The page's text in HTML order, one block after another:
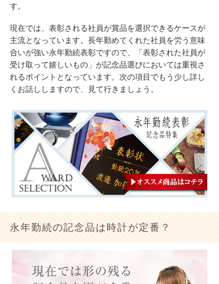
す。
現在では、表彰される社員が賞品を選択できるケースが
主流となっています。長年勤めてくれた社員を労う意味
合いが強い永年勤続表彰ですので、「表彰された社員が
受け取って嬉しいもの」が記念品選びにおいては重視さ
れるポイントとなっています。次の項目でもう少し詳し
くお話ししますので、見て行きましょう。
永年勤続の記念品は時計が定番？